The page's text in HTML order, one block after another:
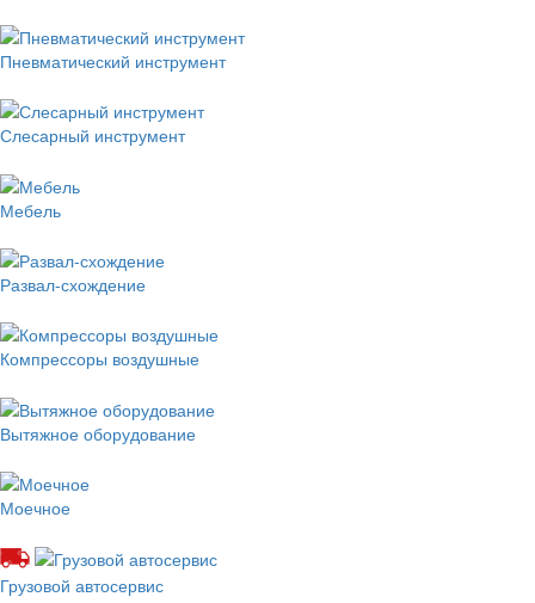
Пневматический инструмент
Слесарный инструмент
Мебель
Развал-схождение
Компрессоры воздушные
Вытяжное оборудование
Моечное
Грузовой автосервис